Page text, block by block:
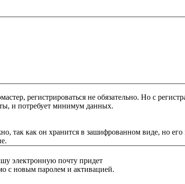
регистрироваться не обязательно. Но с
и потребует минимум данных.
так как он хранится в зашифрованном виде, но
электронную почту придет
с новым паролем и активацией.